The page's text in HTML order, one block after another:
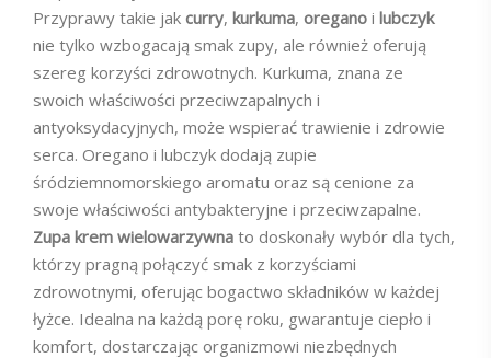
Przyprawy takie jak curry, kurkuma, oregano i lubczyk
nie tylko wzbogacają smak zupy, ale również oferują
szereg korzyści zdrowotnych. Kurkuma, znana ze
swoich właściwości przeciwzapalnych i
antyoksydacyjnych, może wspierać trawienie i zdrowie
serca. Oregano i lubczyk dodają zupie
śródziemnomorskiego aromatu oraz są cenione za
swoje właściwości antybakteryjne i przeciwzapalne.
Zupa krem wielowarzywna to doskonały wybór dla tych,
którzy pragną połączyć smak z korzyściami
zdrowotnymi, oferując bogactwo składników w każdej
łyżce. Idealna na każdą porę roku, gwarantuje ciepło i
komfort, dostarczając organizmowi niezbędnych